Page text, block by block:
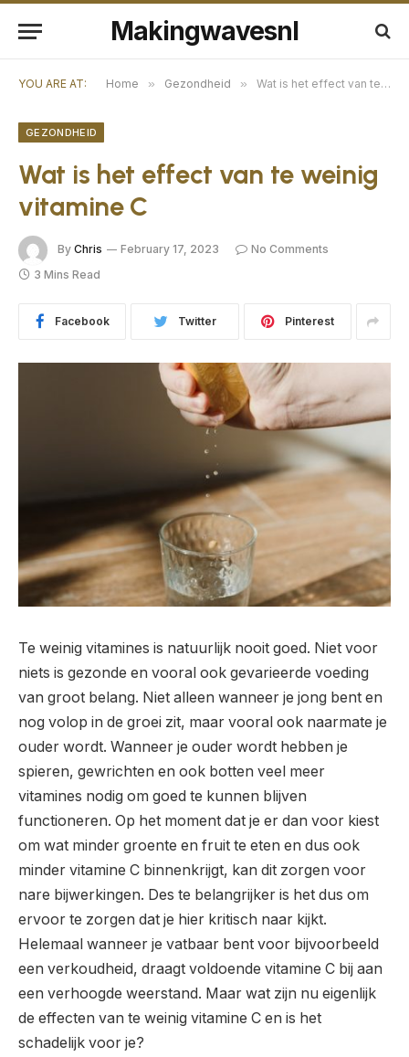
Makingwavesnl
YOU ARE AT: Home » Gezondheid » Wat is het effect van te weinig vitamine C
GEZONDHEID
Wat is het effect van te weinig
vitamine C
By Chris February 17, 2023
No Comments
3 Mins Read
Facebook Twitter Pinterest
Te weinig vitamines is natuurlijk nooit goed. Niet voor
niets is gezonde en vooral ook gevarieerde voeding
van groot belang. Niet alleen wanneer je jong bent en
nog volop in de groei zit, maar vooral ook naarmate je
ouder wordt. Wanneer je ouder wordt hebben je
spieren, gewrichten en ook botten veel meer
vitamines nodig om goed te kunnen blijven
functioneren. Op het moment dat je er dan voor kiest
om wat minder groente en fruit te eten en dus ook
minder vitamine C binnenkrijgt, kan dit zorgen voor
nare bijwerkingen. Des te belangrijker is het dus om
ervoor te zorgen dat je hier kritisch naar kijkt.
Helemaal wanneer je vatbaar bent voor bijvoorbeeld
een verkoudheid, draagt voldoende vitamine C bij aan
een verhoogde weerstand. Maar wat zijn nu eigenlijk
de effecten van te weinig vitamine C en is het
schadelijk voor je?